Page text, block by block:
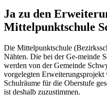
Ja zu den
Mittelpunktschule
Die Mittelpunktschule
Nähten. Die bei der Ge-meinde
werden von der Gemeinde
vorgelegten
Schulräume für die Oberstufe
ist deshalb zuzustimmen.